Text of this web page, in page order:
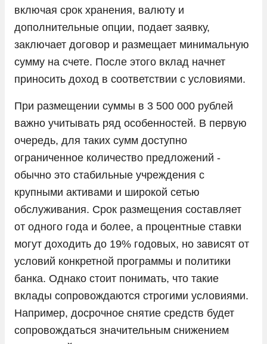
включая срок хранения, валюту и
дополнительные опции, подает заявку,
заключает договор и размещает минимальную
сумму на счете. После этого вклад начнет
приносить доход в соответствии с условиями.
При размещении суммы в 3 500 000 рублей
важно учитывать ряд особенностей. В первую
очередь, для таких сумм доступно
ограниченное количество предложений -
обычно это стабильные учреждения с
крупными активами и широкой сетью
обслуживания. Срок размещения составляет
от одного года и более, а процентные ставки
могут доходить до 19% годовых, но зависят от
условий конкретной программы и политики
банка. Однако стоит понимать, что такие
вклады сопровождаются строгими условиями.
Например, досрочное снятие средств будет
сопровождаться значительным снижением